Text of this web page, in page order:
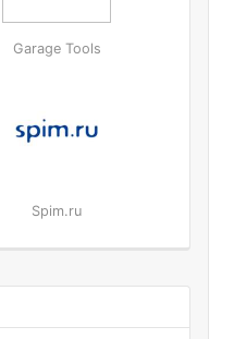
Garage Tools
Spim.ru